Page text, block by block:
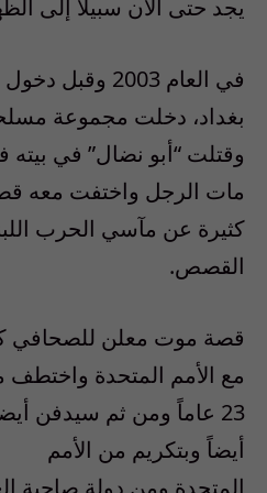
يجد حتى الآن سبيلاً إلى
في العام 2003
بغداد، دخلت مجموعة
وقتلت “أبو نضال” في بيته
مات الرجل واختفت معه
كثيرة عن مآسي الحرب
القصص.
قصة موت معلن للصحافي
مع الأمم المتحدة واختطف
23 عاماً ومن ثم سيدفن
أيضاً وبتكريم من الأمم
المتحدة ومن دولة صاحبة